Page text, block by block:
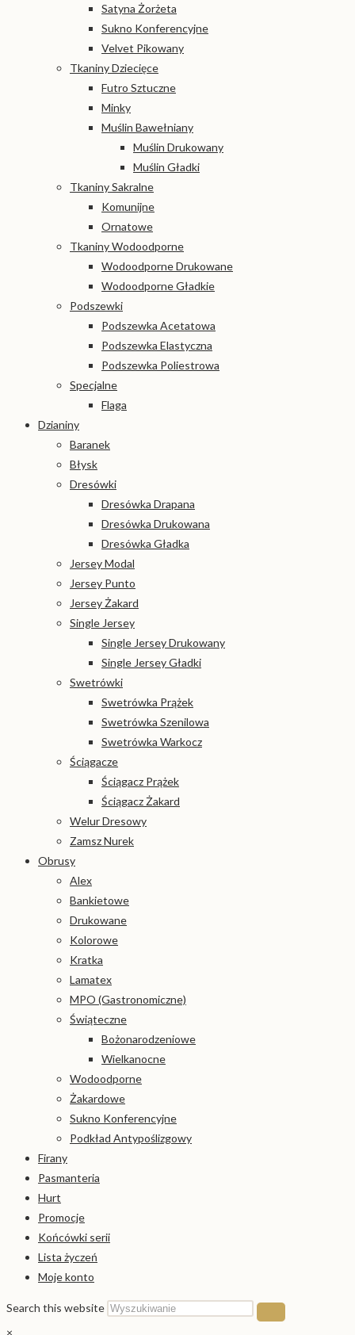
Satyna Żorżeta
Sukno Konferencyjne
Velvet Pikowany
Tkaniny Dziecięce
Futro Sztuczne
Minky
Muślin Bawełniany
Muślin Drukowany
Muślin Gładki
Tkaniny Sakralne
Komunijne
Ornatowe
Tkaniny Wodoodporne
Wodoodporne Drukowane
Wodoodporne Gładkie
Podszewki
Podszewka Acetatowa
Podszewka Elastyczna
Podszewka Poliestrowa
Specjalne
Flaga
Dzianiny
Baranek
Błysk
Dresówki
Dresówka Drapana
Dresówka Drukowana
Dresówka Gładka
Jersey Modal
Jersey Punto
Jersey Żakard
Single Jersey
Single Jersey Drukowany
Single Jersey Gładki
Swetrówki
Swetrówka Prążek
Swetrówka Szenilowa
Swetrówka Warkocz
Ściągacze
Ściągacz Prążek
Ściągacz Żakard
Welur Dresowy
Zamsz Nurek
Obrusy
Alex
Bankietowe
Drukowane
Kolorowe
Kratka
Lamatex
MPO (Gastronomiczne)
Świąteczne
Bożonarodzeniowe
Wielkanocne
Wodoodporne
Żakardowe
Sukno Konferencyjne
Podkład Antypoślizgowy
Firany
Pasmanteria
Hurt
Promocje
Końcówki serii
Lista życzeń
Moje konto
Search this website
×